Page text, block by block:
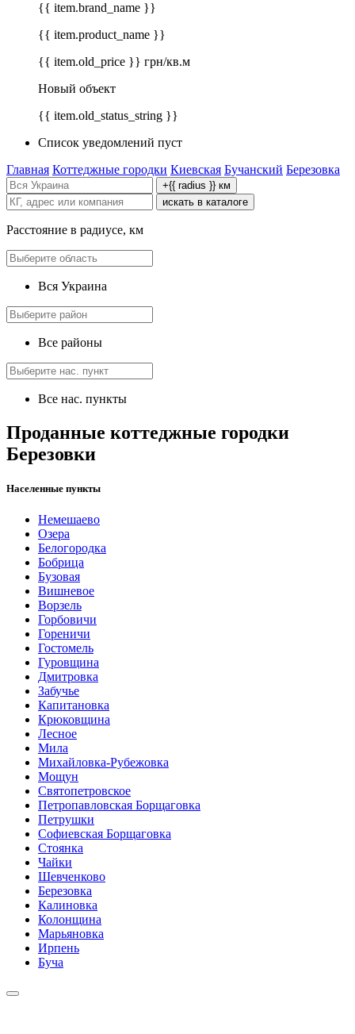
{{ item.brand_name }}
{{ item.product_name }}
{{ item.old_price }} грн/кв.м
Новый объект
{{ item.old_status_string }}
Список уведомлений пуст
Главная Коттеджные городки Киевская Бучанский Березовка
+{{ radius }} км
искать в каталоге
Расстояние в радиусе, км
Вся Украина
Все районы
Все нас. пункты
Проданные коттеджные городки
Березовки
Населенные пункты
Немешаево
Озера
Белогородка
Бобрица
Бузовая
Вишневое
Ворзель
Горбовичи
Гореничи
Гостомель
Гуровщина
Дмитровка
Забучье
Капитановка
Крюковщина
Лесное
Мила
Михайловка-Рубежовка
Мощун
Святопетровское
Петропавловская Борщаговка
Петрушки
Софиевская Борщаговка
Стоянка
Чайки
Шевченково
Березовка
Калиновка
Колонщина
Марьяновка
Ирпень
Буча